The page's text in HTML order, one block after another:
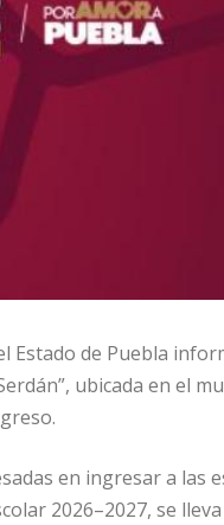
Estado de Puebla
ubicada en el
en ingresar a las
2026–2027, se